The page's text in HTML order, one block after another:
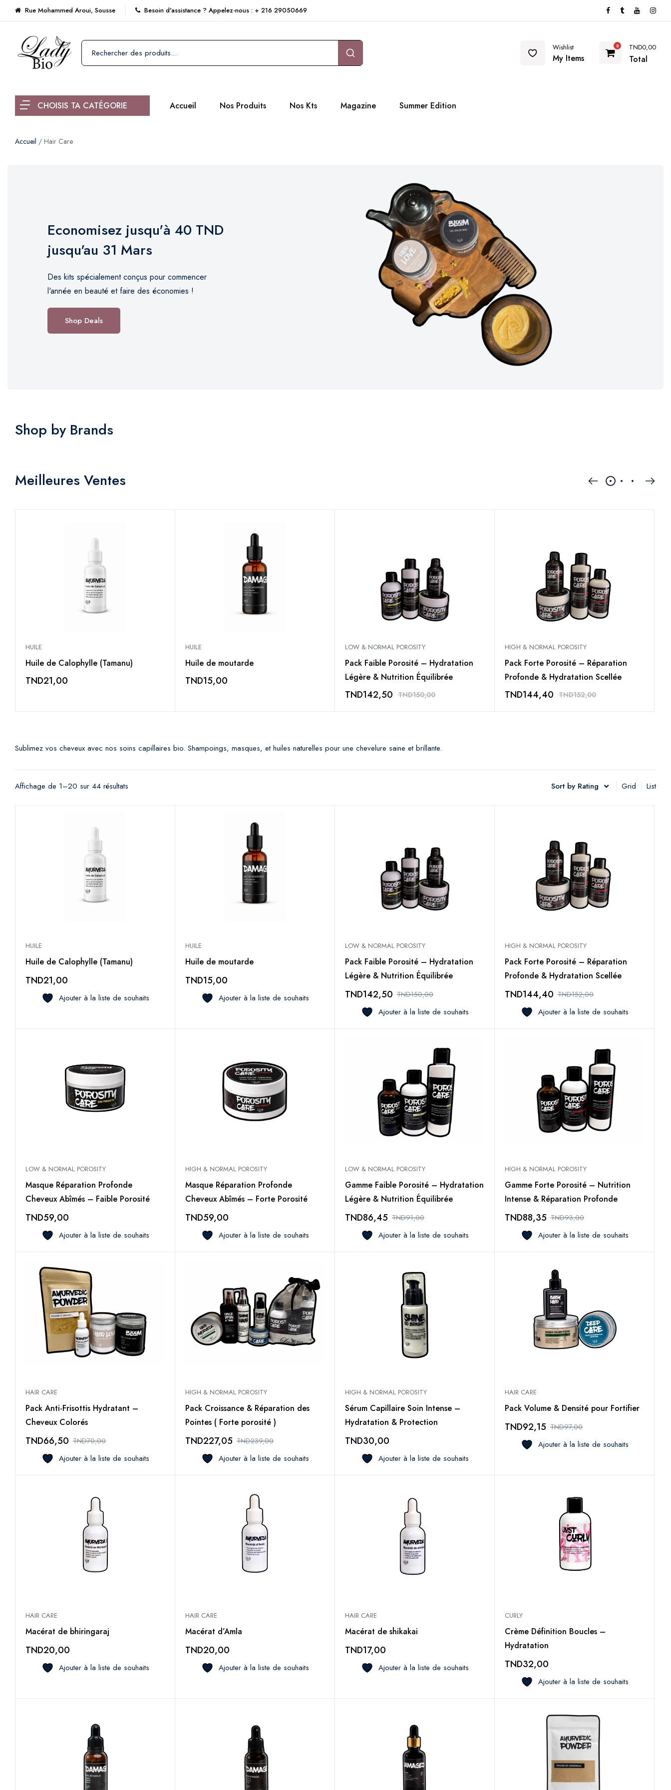
Rue Mohammed Aroui, Sousse Besoin d'assistance ? Appelez-nous : + 216 29050669
Wishlist
My Items
0 TND0,00
Total
CHOISIS TA CATÉGORIE Accueil Nos Produits Nos Kts Magazine Summer Edition
Accueil / Hair Care
Economisez jusqu'à 40 TND
jusqu'au 31 Mars
Des kits spécialement conçus pour commencer
l'année en beauté et faire des économies !
Shop Deals
Shop by Brands
Meilleures Ventes
HUILE
Huile de Calophylle (Tamanu)
TND21,00
HUILE
Huile de moutarde
TND15,00
LOW & NORMAL POROSITY
Pack Faible Porosité – Hydratation
Légère & Nutrition Équilibrée
TND142,50 TND150,00
HIGH & NORMAL POROSITY
Pack Forte Porosité – Réparation
Profonde & Hydratation Scellée
TND144,40 TND152,00
Sublimez vos cheveux avec nos soins capillaires bio. Shampoings, masques, et huiles naturelles pour une chevelure saine et brillante.
Affichage de 1–20 sur 44 résultats
e
e
Sort by Rating Grid List
HUILE
Huile de Calophylle (Tamanu)
TND21,00
Ajouter à la liste de souhaits
HUILE
Huile de moutarde
TND15,00
Ajouter à la liste de souhaits
LOW & NORMAL POROSITY
Pack Faible Porosité – Hydratation
Légère & Nutrition Équilibrée
TND142,50 TND150,00
Ajouter à la liste de souhaits
HIGH & NORMAL POROSITY
Pack Forte Porosité – Réparation
Profonde & Hydratation Scellée
TND144,40 TND152,00
Ajouter à la liste de souhaits
LOW & NORMAL POROSITY
Masque Réparation Profonde
Cheveux Abîmés – Faible Porosité
TND59,00
Ajouter à la liste de souhaits
HIGH & NORMAL POROSITY
Masque Réparation Profonde
Cheveux Abîmés – Forte Porosité
TND59,00
Ajouter à la liste de souhaits
LOW & NORMAL POROSITY
Gamme Faible Porosité – Hydratation
Légère & Nutrition Équilibrée
TND86,45 TND91,00
Ajouter à la liste de souhaits
HIGH & NORMAL POROSITY
Gamme Forte Porosité – Nutrition
Intense & Réparation Profonde
TND88,35 TND93,00
Ajouter à la liste de souhaits
HAIR CARE
Pack Anti-Frisottis Hydratant –
Cheveux Colorés
TND66,50 TND70,00
Ajouter à la liste de souhaits
HIGH & NORMAL POROSITY
Pack Croissance & Réparation des
Pointes ( Forte porosité )
TND227,05 TND239,00
Ajouter à la liste de souhaits
HIGH & NORMAL POROSITY
Sérum Capillaire Soin Intense –
Hydratation & Protection
TND30,00
Ajouter à la liste de souhaits
HAIR CARE
Pack Volume & Densité pour Fortifier
TND92,15 TND97,00
Ajouter à la liste de souhaits
HAIR CARE
Macérat de bhiringaraj
TND20,00
Ajouter à la liste de souhaits
HAIR CARE
Macérat d’Amla
TND20,00
Ajouter à la liste de souhaits
HAIR CARE
Macérat de shikakai
TND17,00
Ajouter à la liste de souhaits
CURLY
Crème Définition Boucles –
Hydratation
TND32,00
Ajouter à la liste de souhaits